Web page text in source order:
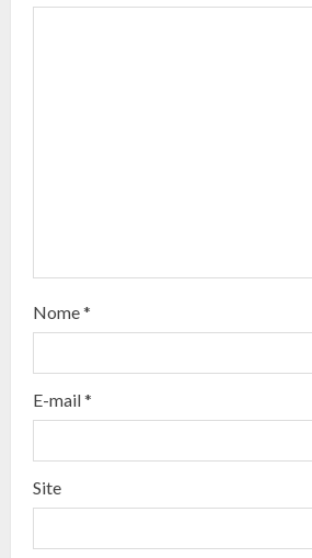
a
d
n
g
Nome*
E-mail*
Site